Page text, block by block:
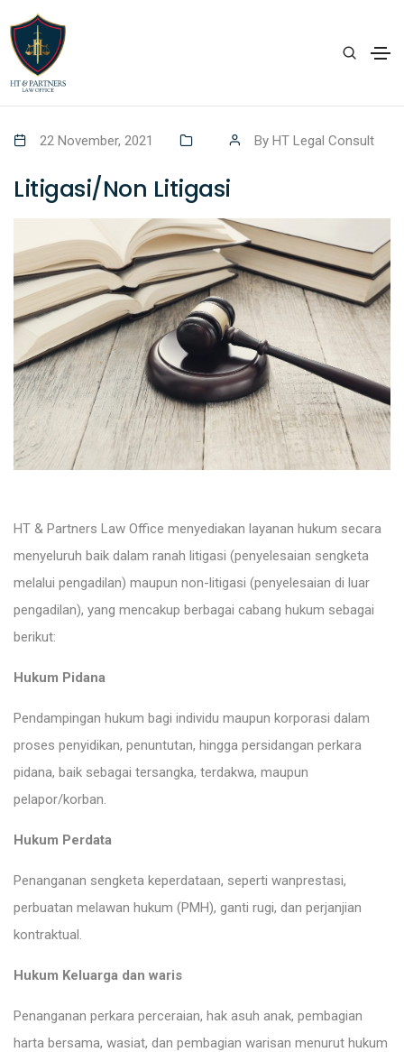
22 November, 2021 By HT Legal Consult
Litigasi/Non Litigasi
HT & Partners Law Office menyediakan layanan hukum secara
menyeluruh baik dalam ranah litigasi (penyelesaian sengketa
melalui pengadilan) maupun non-litigasi (penyelesaian di luar
pengadilan), yang mencakup berbagai cabang hukum sebagai
berikut:
Hukum Pidana
Pendampingan hukum bagi individu maupun korporasi dalam
proses penyidikan, penuntutan, hingga persidangan perkara
pidana, baik sebagai tersangka, terdakwa, maupun
pelapor/korban.
Hukum Perdata
Penanganan sengketa keperdataan, seperti wanprestasi,
perbuatan melawan hukum (PMH), ganti rugi, dan perjanjian
kontraktual.
Hukum Keluarga dan waris
Penanganan perkara perceraian, hak asuh anak, pembagian
harta bersama, wasiat, dan pembagian warisan menurut hukum